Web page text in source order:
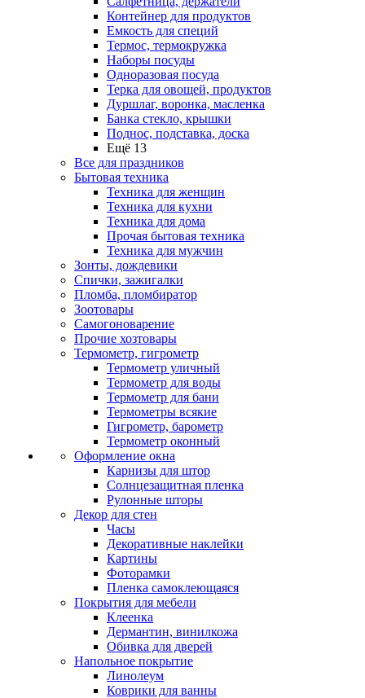
Контейнер для продуктов
Емкость для специй
Термос, термокружка
Наборы посуды
Одноразовая посуда
Терка для овощей, продуктов
Дуршлаг, воронка, масленка
Банка стекло, крышки
Поднос, подставка, доска
Ещё 13
Все для праздников
Бытовая техника
Техника для женщин
Техника для кухни
Техника для дома
Прочая бытовая техника
Техника для мужчин
Зонты, дождевики
Спички, зажигалки
Пломба, пломбиратор
Зоотовары
Самогоноварение
Прочие хозтовары
Термометр, гигрометр
Термометр уличный
Термометр для воды
Термометр для бани
Термометры всякие
Гигрометр, барометр
Термометр оконный
Оформление окна
Карнизы для штор
Солнцезащитная пленка
Рулонные шторы
Декор для стен
Часы
Декоративные наклейки
Картины
Фоторамки
Пленка самоклеющаяся
Покрытия для мебели
Клеенка
Дермантин, винилкожа
Обивка для дверей
Напольное покрытие
Линолеум
Коврики для ванны